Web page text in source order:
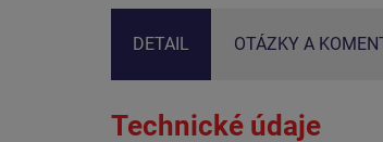
DETAIL OTÁZKY A
Technické údaje